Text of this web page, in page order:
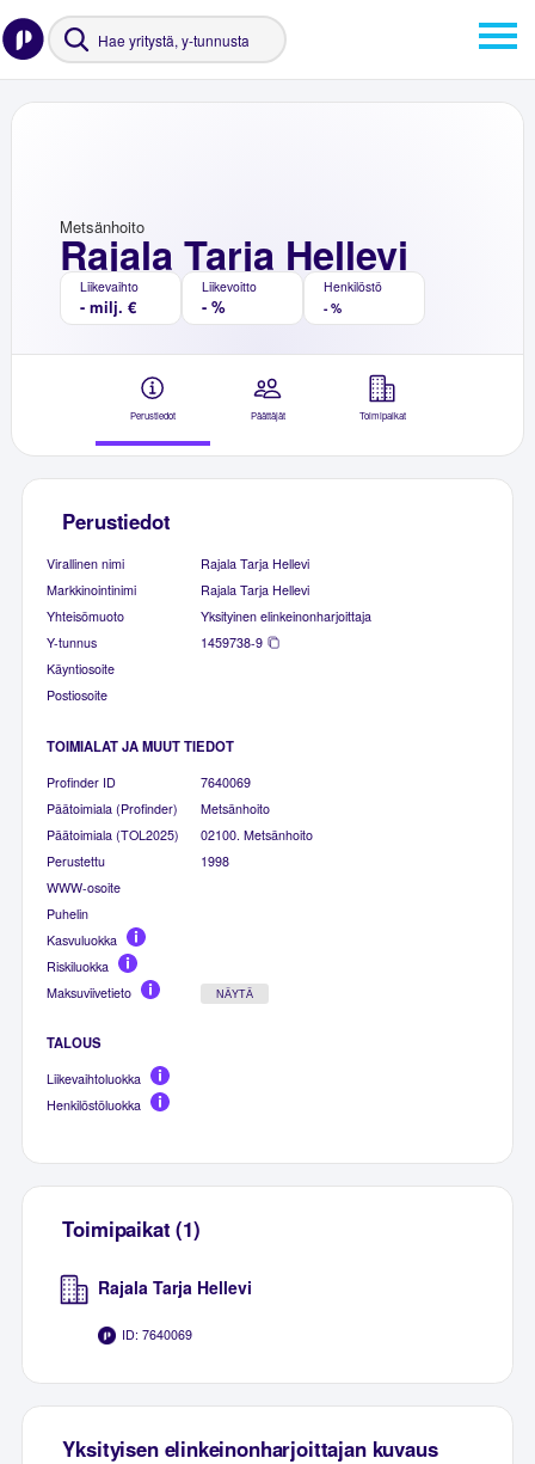
Rajala Tarja Hellevi
Metsänhoito
Liikevaihto
- milj. €
Liikevoitto
- %
Henkilöstö
- %
Perustiedot Päättäjät Toimipaikat
Perustiedot
Virallinen nimi
Rajala Tarja Hellevi
Markkinointinimi
Rajala Tarja Hellevi
Yhteisömuoto
Yksityinen elinkeinonharjoittaja
Y-tunnus
1459738-9
Käyntiosoite
Postiosoite
TOIMIALAT JA MUUT TIEDOT
Profinder ID
7640069
Päätoimiala (Profinder)
Metsänhoito
Päätoimiala (TOL2025)
02100. Metsänhoito
Perustettu
1998
WWW-osoite
Puhelin
Kasvuluokka
Riskiluokka
Maksuviivetieto
NÄYTÄ
TALOUS
Liikevaihtoluokka
Henkilöstöluokka
Toimipaikat (1)
Rajala Tarja Hellevi
ID: 7640069
Yksityisen elinkeinonharjoittajan kuvaus